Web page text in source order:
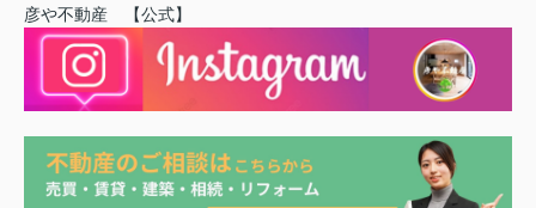
彦や不動産 【公式】